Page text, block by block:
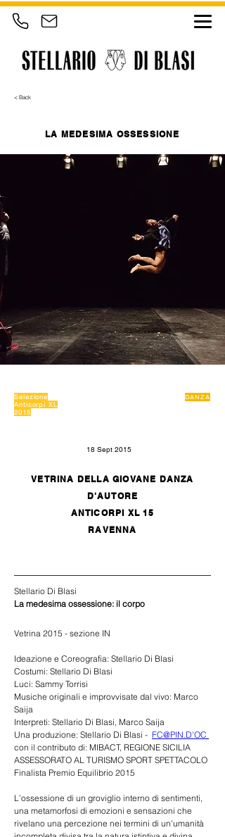
< Back
LA MEDESIMA OSSESSIONE
Selezione
Anticorpi XL
2015
DANZA
18 Sept 2015
VETRINA DELLA GIOVANE DANZA
D'AUTORE
ANTICORPI XL 15
RAVENNA
Stellario Di Blasi
La medesima ossessione: il corpo
Vetrina 2015 - sezione IN
Ideazione e Coreografia: Stellario Di Blasi
Costumi: Stellario Di Blasi
Luci: Sammy Torrisi
Musiche originali e improvvisate dal vivo: Marco
Saija
Interpreti: Stellario Di Blasi, Marco Saija
Una produzione: Stellario Di Blasi - FC@PIN.D'OC
con il contributo di: MIBACT, REGIONE SICILIA
ASSESSORATO AL TURISMO SPORT SPETTACOLO
Finalista Premio Equilibrio 2015
L’ossessione di un groviglio interno di sentimenti,
una metamorfosi di emozioni e sensazioni che
rivelano una percezione nei termini di un'umanità